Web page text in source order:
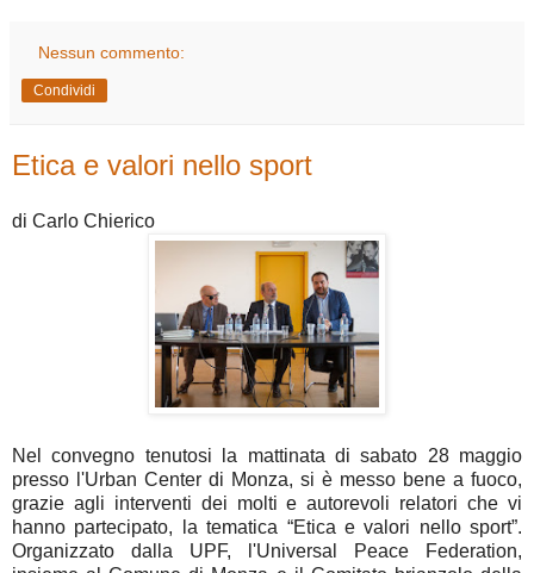
Nessun commento:
Condividi
Etica e valori nello sport
di Carlo Chierico
Nel convegno tenutosi la mattinata di sabato 28 maggio
presso l'Urban Center di Monza, si è messo bene a fuoco,
grazie agli interventi dei molti e autorevoli relatori che vi
hanno partecipato, la tematica “Etica e valori nello sport”.
Organizzato dalla UPF, l'Universal Peace Federation,